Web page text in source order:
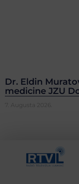
Dr. Eldin
medicine JZU
7. Augusta 2026.